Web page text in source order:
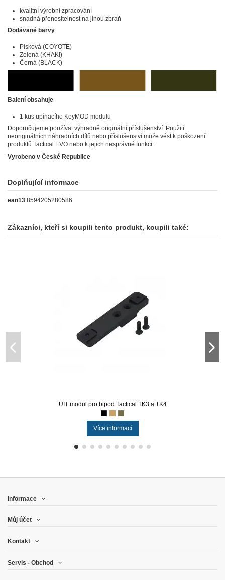
kvalitní výrobní zpracování
snadná přenositelnost na jinou zbraň
Dodávané barvy
Písková (COYOTE)
Zelená (KHAKI)
Černá (BLACK)
Balení obsahuje
1 kus upínacího KeyMOD modulu
Doporučujeme používat výhradně originální příslušenství. Použití
neoriginálních náhradních dílů nebo příslušenství může vést k poškození
produktů Tactical EVO nebo k jejich nesprávné funkci.
Vyrobeno v České Republice
Doplňující informace
ean13 8594205280586
Zákazníci, kteří si koupili tento produkt, koupili také:
UIT modul pro bipod Tactical TK3 a TK4
Více informací
Informace
Můj účet
Kontakt
Servis - Obchod